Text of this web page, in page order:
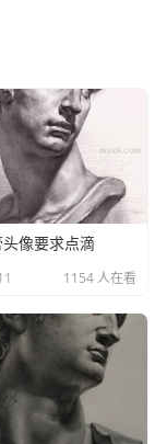
的对象，分析画
中有数。面部的
左右的空间关
像要求点滴
1154 人在看